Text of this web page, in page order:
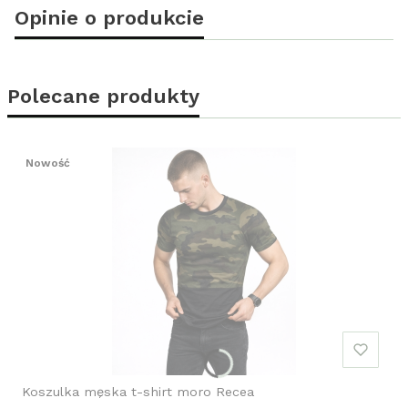
Opinie o produkcie
Polecane produkty
Nowość
Koszulka męska t-shirt moro Recea